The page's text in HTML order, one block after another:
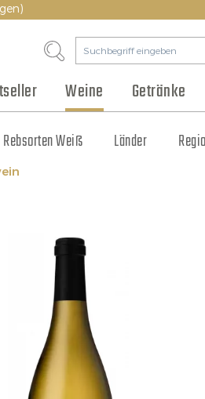
Weine Getränke
Rebsorten Weiß Länder
Tonic & Cocktailzutaten
Olivenöl & Balsamico
Vinothek Großhandel